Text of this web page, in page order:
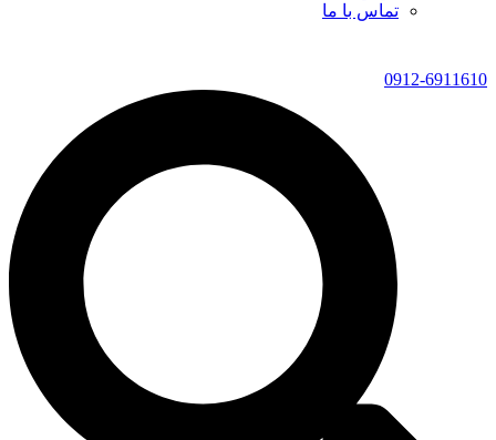
تماس با ما
0912-6911610